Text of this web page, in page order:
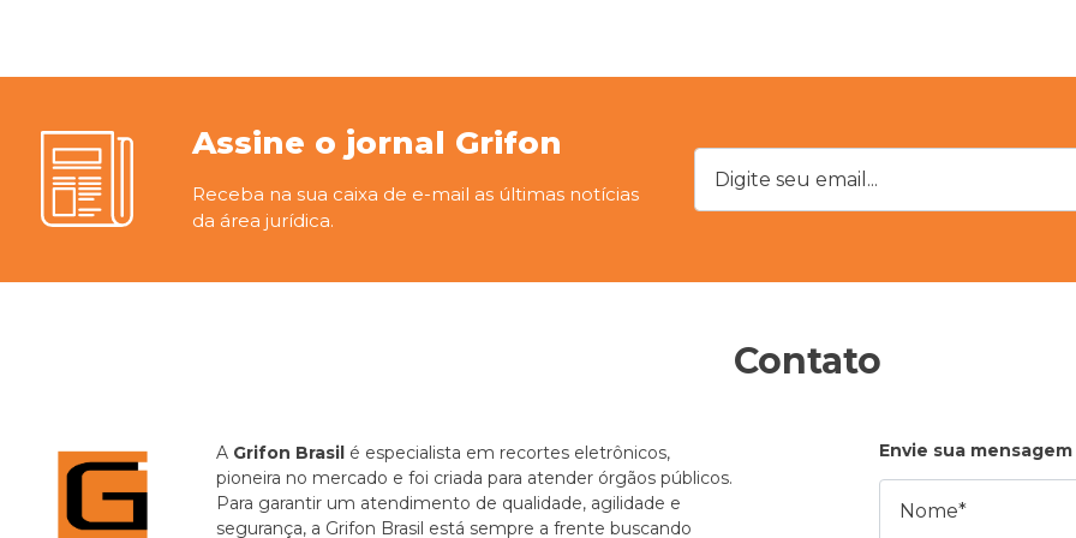
Assine o jornal Grifon
Receba na sua caixa de e-mail as últimas notícias
da área jurídica.
Digite seu email...
Contato
A Grifon Brasil é especialista em recortes eletrônicos,
pioneira no mercado e foi criada para atender órgãos públicos.
Para garantir um atendimento de qualidade, agilidade e
segurança, a Grifon Brasil está sempre a frente buscando
Envie sua mensagem